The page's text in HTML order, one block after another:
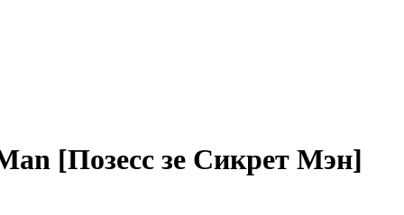
[Позесс зе Сикрет Мэн]